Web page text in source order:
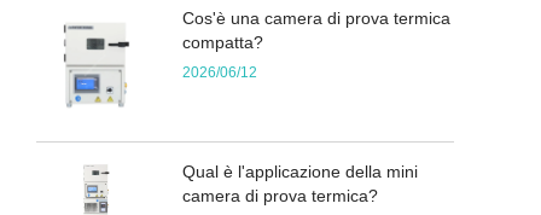
Cos'è una camera di prova termica
compatta?
2026/06/12
Qual è l'applicazione della mini
camera di prova termica?